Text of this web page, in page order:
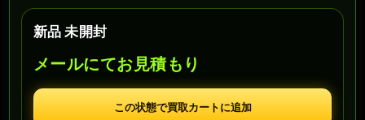
新品 未開封
メールにてお見積もり
この状態で買取カートに追加